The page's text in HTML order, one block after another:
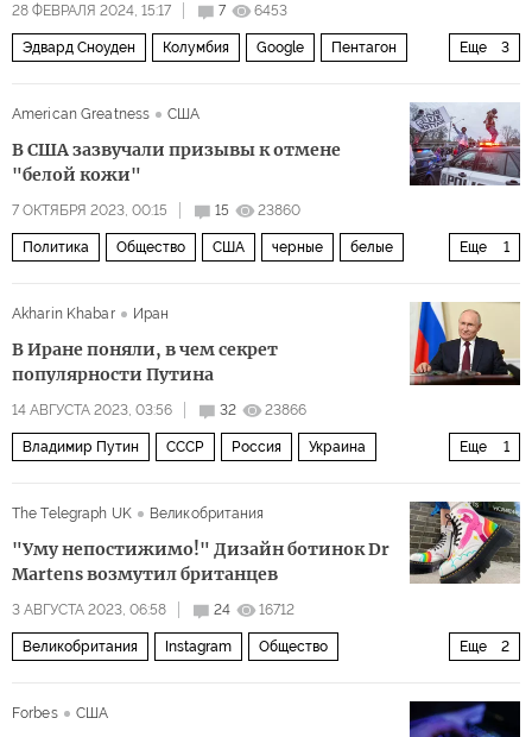
28 ФЕВРАЛЯ 2024, 15:17 7 6453
Еще 3
Эдвард Сноуден Колумбия Google Пентагон
American Greatness
США
В США зазвучали призывы к отмене
"белой кожи"
7 ОКТЯБРЯ 2023, 00:15 15 23860
Еще 1
Политика Общество США черные белые
Akharin Khabar
Иран
В Иране поняли, в чем секрет
популярности Путина
14 АВГУСТА 2023, 03:56 32 23866
Еще 1
Владимир Путин СССР Россия Украина
The Telegraph UK
Великобритания
"Уму непостижимо!" Дизайн ботинок Dr
Martens возмутил британцев
3 АВГУСТА 2023, 06:58 24 16712
Еще 2
Великобритания Instagram Общество
Forbes
США